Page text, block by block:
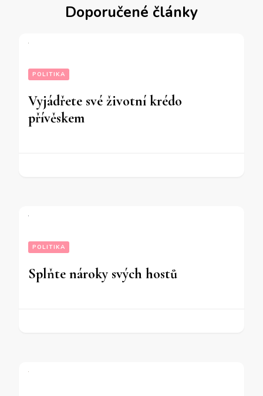
Doporučené články
POLITIKA
Vyjádřete své životní krédo
přívěskem
POLITIKA
Splňte nároky svých hostů